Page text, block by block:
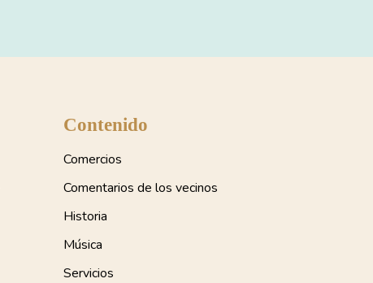
Contenido
Comercios
Comentarios de los vecinos
Historia
Música
Servicios